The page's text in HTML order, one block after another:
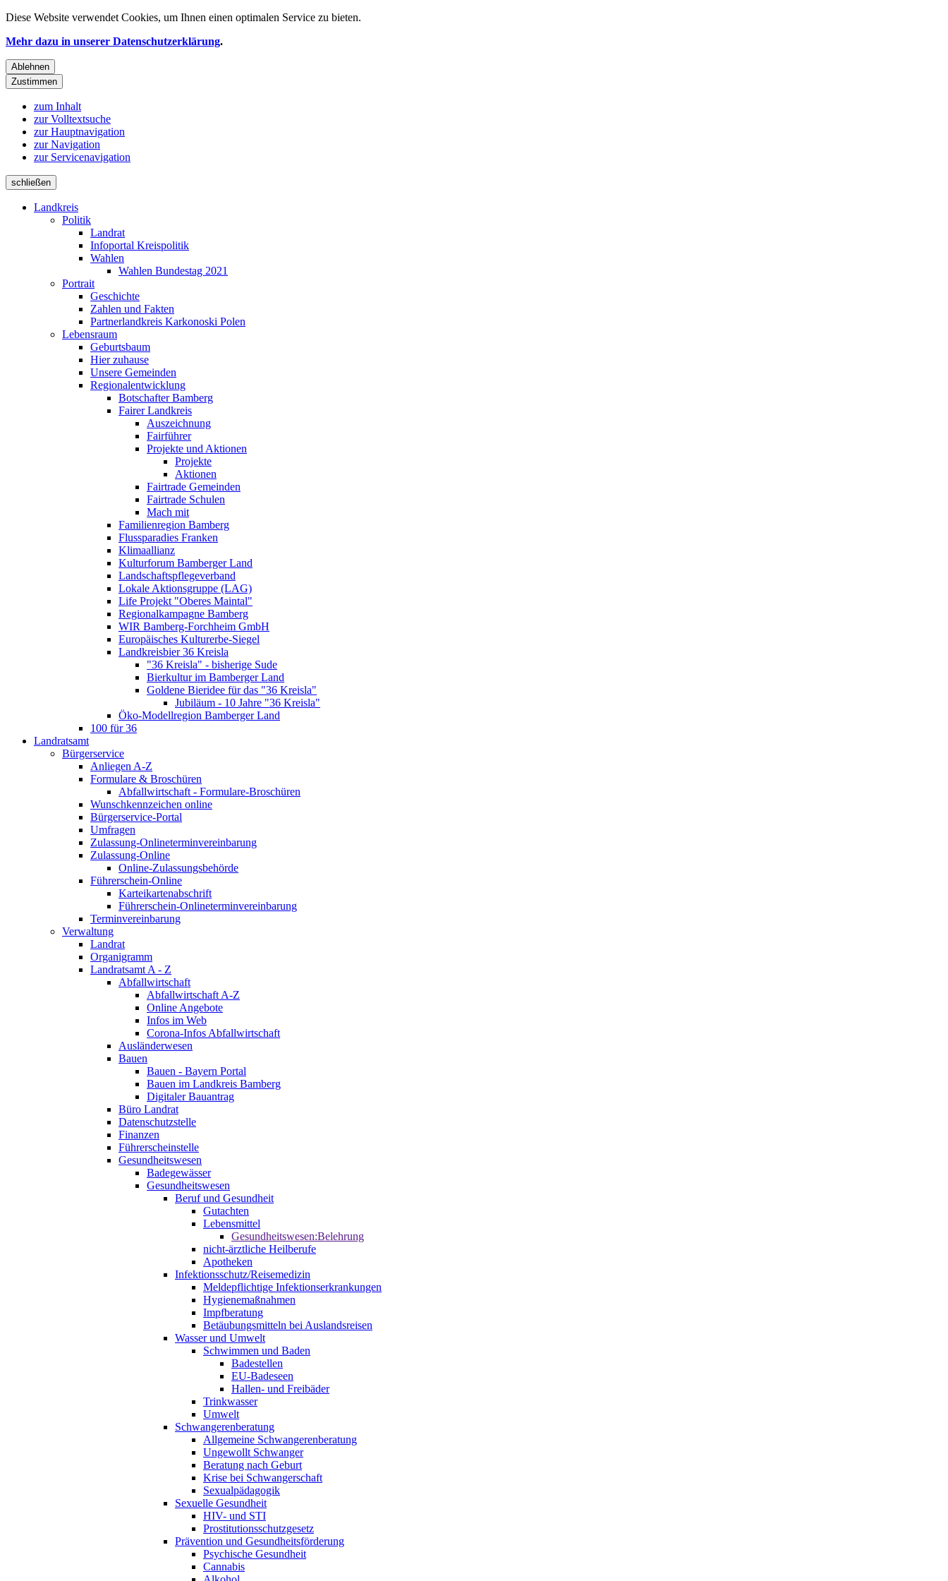
Diese Website verwendet Cookies, um Ihnen einen optimalen Service zu bieten.
Mehr dazu in unserer Datenschutzerklärung.
Ablehnen
Zustimmen
zum Inhalt
zur Volltextsuche
zur Hauptnavigation
zur Navigation
zur Servicenavigation
schließen
Landkreis
Politik
Landrat
Infoportal Kreispolitik
Wahlen
Wahlen Bundestag 2021
Portrait
Geschichte
Zahlen und Fakten
Partnerlandkreis Karkonoski Polen
Lebensraum
Geburtsbaum
Hier zuhause
Unsere Gemeinden
Regionalentwicklung
Botschafter Bamberg
Fairer Landkreis
Auszeichnung
Fairführer
Projekte und Aktionen
Projekte
Aktionen
Fairtrade Gemeinden
Fairtrade Schulen
Mach mit
Familienregion Bamberg
Flussparadies Franken
Klimaallianz
Kulturforum Bamberger Land
Landschaftspflegeverband
Lokale Aktionsgruppe (LAG)
Life Projekt "Oberes Maintal"
Regionalkampagne Bamberg
WIR Bamberg-Forchheim GmbH
Europäisches Kulturerbe-Siegel
Landkreisbier 36 Kreisla
"36 Kreisla" - bisherige Sude
Bierkultur im Bamberger Land
Goldene Bieridee für das "36 Kreisla"
Jubiläum - 10 Jahre "36 Kreisla"
Öko-Modellregion Bamberger Land
100 für 36
Landratsamt
Bürgerservice
Anliegen A-Z
Formulare & Broschüren
Abfallwirtschaft - Formulare-Broschüren
Wunschkennzeichen online
Bürgerservice-Portal
Umfragen
Zulassung-Onlineterminvereinbarung
Zulassung-Online
Online-Zulassungsbehörde
Führerschein-Online
Karteikartenabschrift
Führerschein-Onlineterminvereinbarung
Terminvereinbarung
Verwaltung
Landrat
Organigramm
Landratsamt A - Z
Abfallwirtschaft
Abfallwirtschaft A-Z
Online Angebote
Infos im Web
Corona-Infos Abfallwirtschaft
Ausländerwesen
Bauen
Bauen - Bayern Portal
Bauen im Landkreis Bamberg
Digitaler Bauantrag
Büro Landrat
Datenschutzstelle
Finanzen
Führerscheinstelle
Gesundheitswesen
Badegewässer
Gesundheitswesen
Beruf und Gesundheit
Gutachten
Lebensmittel
Gesundheitswesen:Belehrung
nicht-ärztliche Heilberufe
Apotheken
Infektionsschutz/Reisemedizin
Meldepflichtige Infektionserkrankungen
Hygienemaßnahmen
Impfberatung
Betäubungsmitteln bei Auslandsreisen
Wasser und Umwelt
Schwimmen und Baden
Badestellen
EU-Badeseen
Hallen- und Freibäder
Trinkwasser
Umwelt
Schwangerenberatung
Allgemeine Schwangerenberatung
Ungewollt Schwanger
Beratung nach Geburt
Krise bei Schwangerschaft
Sexualpädagogik
Sexuelle Gesundheit
HIV- und STI
Prostitutionsschutzgesetz
Prävention und Gesundheitsförderung
Psychische Gesundheit
Cannabis